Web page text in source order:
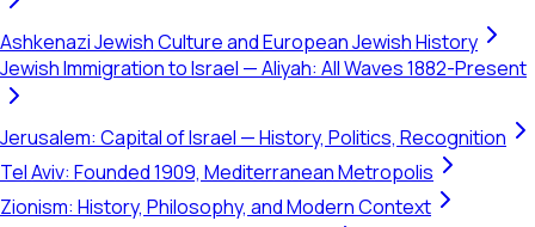
Ashkenazi Jewish Culture and European Jewish History
Jewish Immigration to Israel — Aliyah: All Waves 1882-Present
Jerusalem: Capital of Israel — History, Politics, Recognition
Tel Aviv: Founded 1909, Mediterranean Metropolis
Zionism: History, Philosophy, and Modern Context